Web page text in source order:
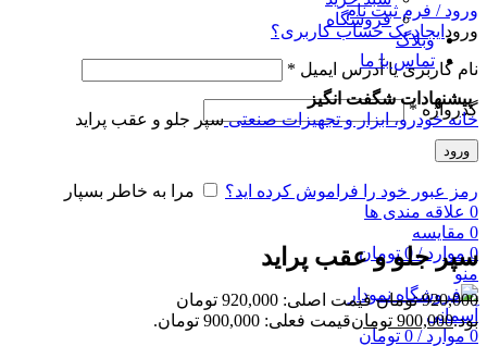
ورود / فرم ثبت نام
ورود ایجاد یک حساب کاربری؟
نام کاربری یا آدرس ایمیل *
گذرواژه*
ورود
رمز عبور خود را فراموش کرده اید؟
مرا به خاطر بسپار
0 علاقه مندی ها
0 مقایسه
0 موارد /
0 تومان
منو
0 موارد /
0 تومان
فروشگاه
وبلاگ
تماس با ما
پیشنهادات شگفت انگیز
خانهخودرو، ابزار و تجهیزات صنعتیسپر جلو و عقب پراید
فروش!
برای بزرگنمایی کلیک کنید
سپر جلو و عقب پراید
920,000 تومان
قیمت اصلی: 920,000 تومان
بود.900,000 تومانقیمت فعلی: 900,000 تومان.